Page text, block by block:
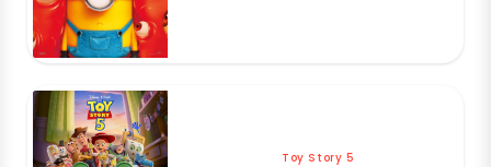
Toy Story 5